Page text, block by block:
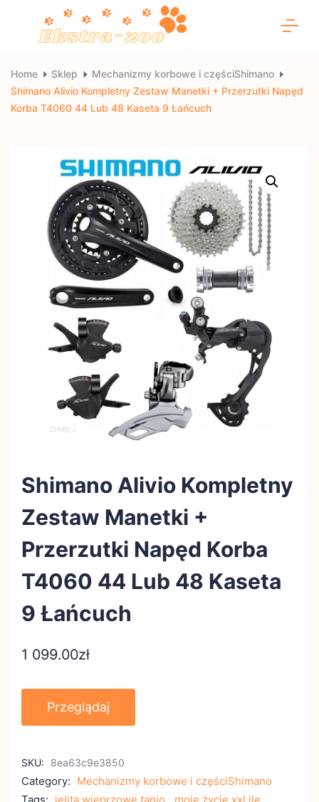
Ekstra-
zoo
Home Sklep
Mechanizmy korbowe i częściShimano
Shimano Alivio Kompletny Zestaw Manetki + Przerzutki Napęd
Korba T4060 44 Lub 48 Kaseta 9 Łańcuch
Shimano Alivio Kompletny
Zestaw Manetki +
Przerzutki Napęd Korba
T4060 44 Lub 48 Kaseta
9 Łańcuch
1 099.00zł
Przeglądaj
SKU: 8ea63c9e3850
Category: Mechanizmy korbowe i częściShimano